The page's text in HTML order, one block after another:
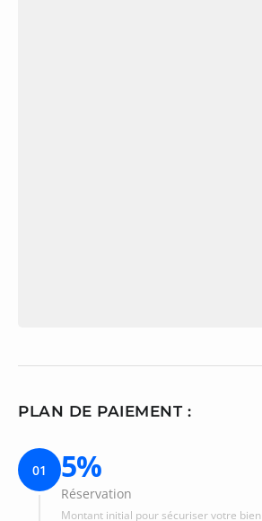
PLAN DE PAIEMENT :
01 5%
Réservation
Montant initial pour sécuriser votre bien